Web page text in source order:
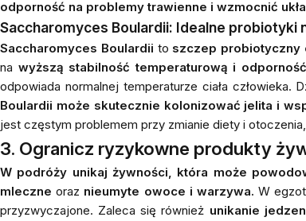
odporność na problemy trawienne i wzmocnić
Saccharomyces Boulardii: Idealne probiotyki
Saccharomyces Boulardii to szczep probiotyczny
na wyższą stabilność temperaturową i
odpowiada normalnej temperaturze ciała człowieka.
Boulardii może skutecznie kolonizować jelita i
jest częstym problemem przy zmianie diety i
3. Ogranicz ryzykowne produkty
W podróży unikaj żywności, która może
mleczne oraz nieumyte owoce i warzywa. W
przyzwyczajone. Zaleca się również unikanie